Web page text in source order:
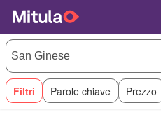
Filtri Parole chiave Prezzo